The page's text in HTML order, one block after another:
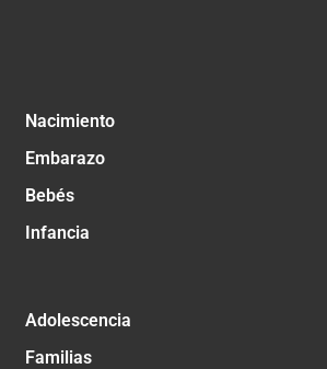
Nacimiento
Embarazo
Bebés
Infancia
Adolescencia
Familias